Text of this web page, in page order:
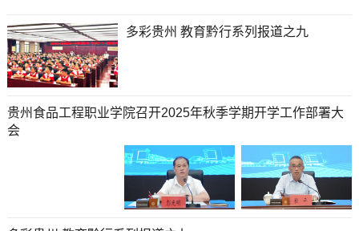
多彩贵州 教育黔行系列报道之九
贵州食品工程职业学院召开2025年秋季学期开学工作部署大
会